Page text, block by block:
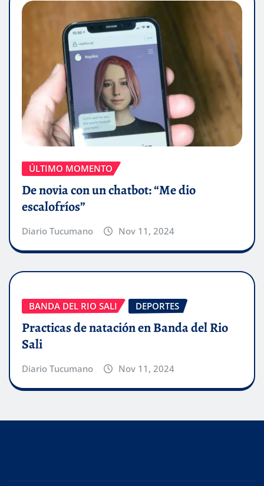
ÚLTIMO MOMENTO
De novia con un chatbot: “Me dio
escalofríos”
Diario Tucumano Nov 11, 2024
BANDA DEL RIO SALI DEPORTES
Practicas de natación en Banda del Rio
Sali
Diario Tucumano Nov 11, 2024